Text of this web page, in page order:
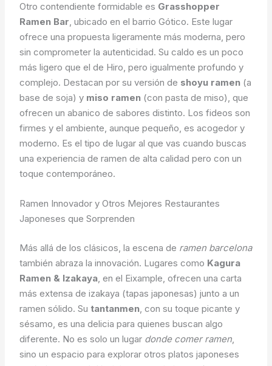
Otro contendiente formidable es Grasshopper
Ramen Bar, ubicado en el barrio Gótico. Este lugar
ofrece una propuesta ligeramente más moderna, pero
sin comprometer la autenticidad. Su caldo es un poco
más ligero que el de Hiro, pero igualmente profundo y
complejo. Destacan por su versión de shoyu ramen (a
base de soja) y miso ramen (con pasta de miso), que
ofrecen un abanico de sabores distinto. Los fideos son
firmes y el ambiente, aunque pequeño, es acogedor y
moderno. Es el tipo de lugar al que vas cuando buscas
una experiencia de ramen de alta calidad pero con un
toque contemporáneo.
Ramen Innovador y Otros Mejores Restaurantes
Japoneses que Sorprenden
Más allá de los clásicos, la escena de ramen barcelona
también abraza la innovación. Lugares como Kagura
Ramen & Izakaya, en el Eixample, ofrecen una carta
más extensa de izakaya (tapas japonesas) junto a un
ramen sólido. Su tantanmen, con su toque picante y
sésamo, es una delicia para quienes buscan algo
diferente. No es solo un lugar donde comer ramen,
sino un espacio para explorar otros platos japoneses